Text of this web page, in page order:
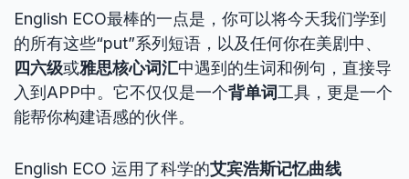
English ECO最棒的一点是，你可以将今天我们学到
的所有这些“put”系列短语，以及任何你在美剧中、
四六级或雅思核心词汇中遇到的生词和例句，直接导
入到APP中。它不仅仅是一个背单词工具，更是一个
能帮你构建语感的伙伴。
English ECO 运用了科学的艾宾浩斯记忆曲线